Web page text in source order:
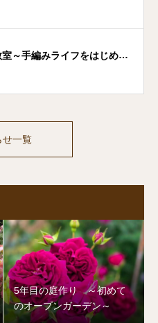
～手編みライフをはじめよ
せ一覧
5年目の庭作り ～初めて
のオープンガーデン～